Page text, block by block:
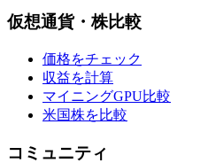
仮想通貨・株比較
価格をチェック
収益を計算
マイニングGPU比較
米国株を比較
コミュニティ